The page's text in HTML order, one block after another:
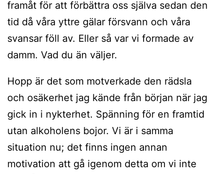
framåt för att förbättra oss själva sedan den
tid då våra yttre gälar försvann och våra
svansar föll av. Eller så var vi formade av
damm. Vad du än väljer.
Hopp är det som motverkade den rädsla
och osäkerhet jag kände från början när jag
gick in i nykterhet. Spänning för en framtid
utan alkoholens bojor. Vi är i samma
situation nu; det finns ingen annan
motivation att gå igenom detta om vi inte